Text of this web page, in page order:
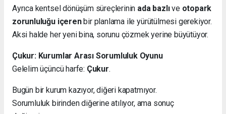
Ayrıca kentsel dönüşüm süreçlerinin ada bazlıve otopark
zorunluluğu içerenbir planlama ile yürütülmesi gerekiyor.
Aksi halde her yeni bina, sorunu çözmek yerine büyütüyor.
Çukur: Kurumlar Arası Sorumluluk Oyunu
Gelelim üçüncü harfe: Çukur.
Bugün bir kurum kazıyor, diğeri kapatmıyor.
Sorumluluk birinden diğerine atılıyor, ama sonuç